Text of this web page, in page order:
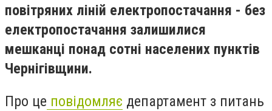
повітряних ліній електропостачання - без
електропостачання залишилися
мешканці понад сотні населених пунктів
Чернігівщини.
Про це повідомляє департамент з питань